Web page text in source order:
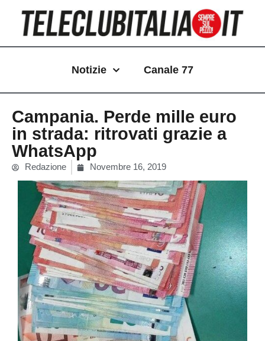
contenuto
Notizie Canale 77
Campania. Perde mille euro
in strada: ritrovati grazie a
WhatsApp
Redazione Novembre 16, 2019